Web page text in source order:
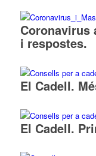
Coronavirus
i respostes.
El Cadell.
El Cadell.